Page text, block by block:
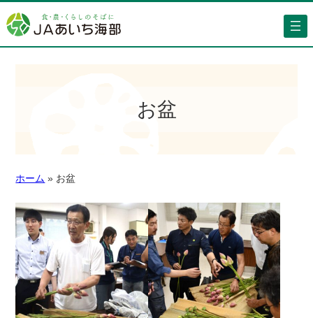
お盆
ホーム » お盆